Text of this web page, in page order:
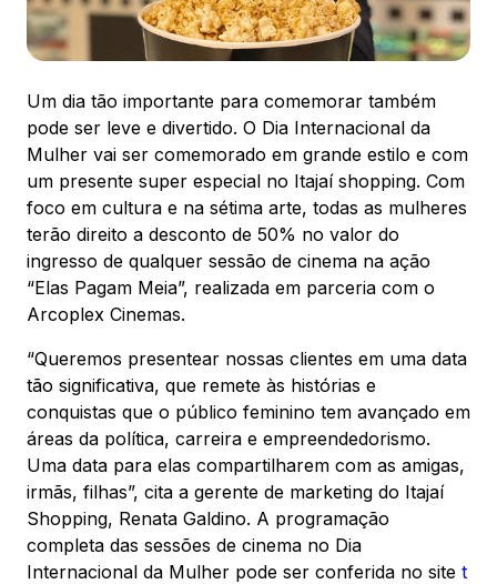
Ver local
Chamar Uber
CONTATO
(47) 3348-4609
Comodidades Eventos Cinema
Vitrine virtual
Um dia tão importante para comemorar também
pode ser leve e divertido. O Dia Internacional da
Mulher vai ser comemorado em grande estilo e com
um presente super especial no Itajaí shopping. Com
foco em cultura e na sétima arte, todas as mulheres
terão direito a desconto de 50% no valor do
ingresso de qualquer sessão de cinema na ação
“Elas Pagam Meia”, realizada em parceria com o
Arcoplex Cinemas.
“Queremos presentear nossas clientes em uma data
tão significativa, que remete às histórias e
conquistas que o público feminino tem avançado em
áreas da política, carreira e empreendedorismo.
Uma data para elas compartilharem com as amigas,
irmãs, filhas”, cita a gerente de marketing do Itajaí
Shopping, Renata Galdino. A programação
completa das sessões de cinema no Dia
Internacional da Mulher pode ser conferida no site t